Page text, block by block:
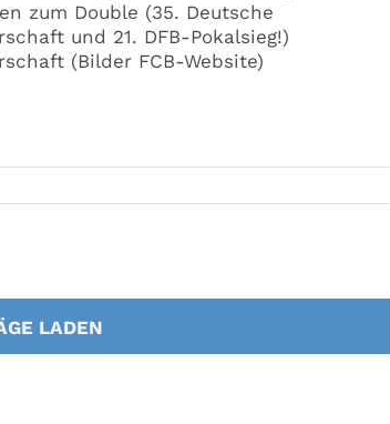
zum Double (35. Deutsche
und 21. DFB-Pokalsieg!)
(Bilder FCB-Website)
LADEN